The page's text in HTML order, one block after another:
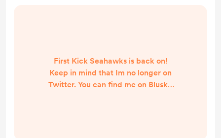
First Kick Seahawks is back on!
Keep in mind that Im no longer on
Twitter. You can find me on Blusky